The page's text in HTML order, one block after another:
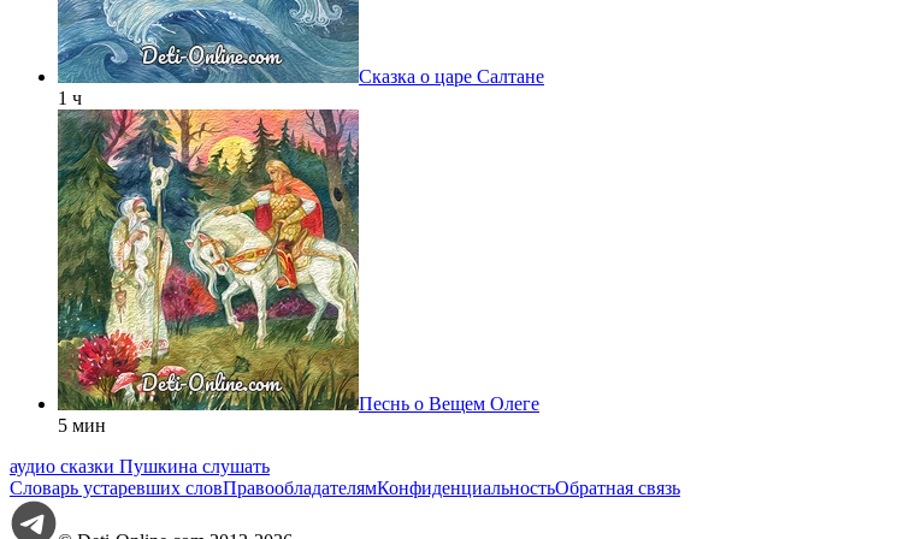
Сказка о царе Салтане
1 ч
Песнь о Вещем Олеге
5 мин
аудио сказки Пушкина слушать
Словарь устаревших словПравообладателямКонфиденциальностьОбратная связь